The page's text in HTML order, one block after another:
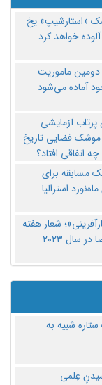
«استارشیپ» یخ
خواهد کرد
دومین ماموریت
آماده می‌شود
آزمایشی
موشک فضایی تاریخ
مسابقه برای
استرالیا
شعار هفته
سال ۲۰۲۳
شبیه به
عِلمی